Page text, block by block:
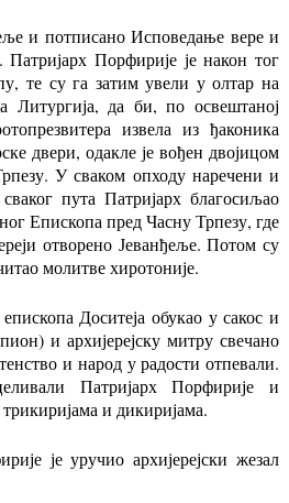
и потписано Исповедање вере и
Порфирије је након тог
те су га затим увели у олтар на
Литургија, да би, по освештаној
извела из ђаконика
двери, одакле је вођен двојицом
У сваком опходу наречени и
пута Патријарх благосиљао
Епископа пред Часну Трпезу, где
отворено Јеванђеље. Потом су
молитве хиротоније.
Доситеја обукао у сакос и
и архијерејску митру свечано
и народ у радости отпевали.
Патријарх Порфирије и
и дикиријама.
је уручио архијерејски жезал